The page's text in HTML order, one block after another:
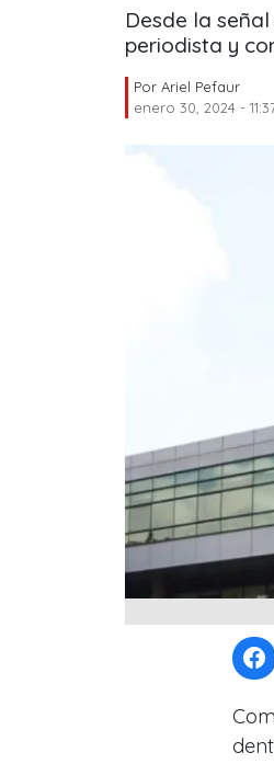
Desde la
periodista y
Por Ariel Pefaur
enero 30, 2024 -